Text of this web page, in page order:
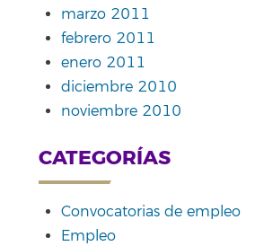
marzo 2011
febrero 2011
enero 2011
diciembre 2010
noviembre 2010
CATEGORÍAS
Convocatorias de empleo
Empleo